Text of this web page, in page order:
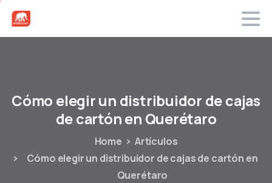
Cómo elegirun distribuidor decajas
decartónen Querétaro
Home
Artículos
Cómo elegir un distribuidor de cajas de cartón en
Querétaro